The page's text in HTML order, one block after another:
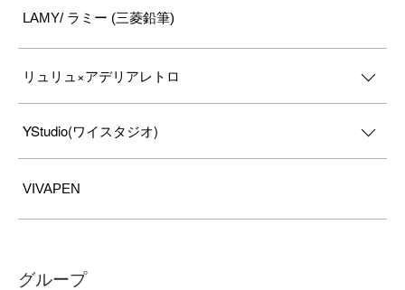
LAMY/ ラミー (三菱鉛筆)
リュリュ×アデリアレトロ
YStudio(ワイスタジオ)
VIVAPEN
グループ